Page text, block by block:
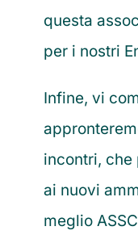
questa
per i nostri
Infine, vi
incontri, che
ai nuovi
meglio